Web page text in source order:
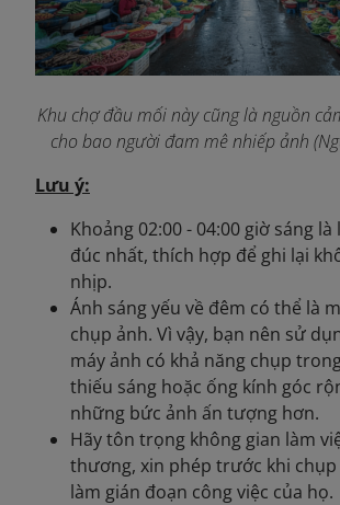
Khu chợ đầu mối này cũng là nguồn
cho bao người đam mê nhiếp ảnh
Lưu ý:
Khoảng 02:00 - 04:00 giờ sáng
đúc nhất, thích hợp để ghi lại
nhịp.
Ánh sáng yếu về đêm có thể là
chụp ảnh. Vì vậy, bạn nên sử
máy ảnh có khả năng chụp
thiếu sáng hoặc ống kính góc
những bức ảnh ấn tượng hơn.
Hãy tôn trọng không gian làm
thương, xin phép trước khi
làm gián đoạn công việc của họ.